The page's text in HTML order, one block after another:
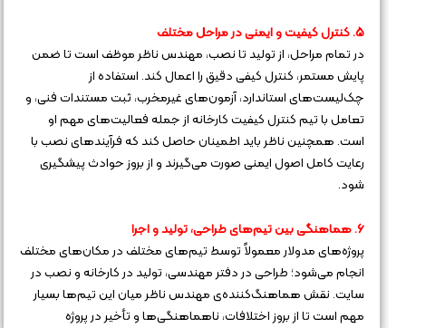
5. کنترل کیفیت و ایمنی در مراحل مختلف
در تمام مراحل، از تولید تا نصب، مهندس ناظر موظف است تا ضمن
پایش مستمر، کنترل کیفی دقیق را اعمال کند. استفاده از
چک‌لیست‌های استاندارد، آزمون‌های غیرمخرب، ثبت مستندات فنی، و
تعامل با تیم کنترل کیفیت کارخانه از جمله فعالیت‌های مهم او
است. همچنین ناظر باید اطمینان حاصل کند که فرآیندهای نصب با
رعایت کامل اصول ایمنی صورت می‌گیرند و از بروز حوادث پیشگیری
شود.
6. هماهنگی بین تیم‌های طراحی، تولید و اجرا
پروژه‌های مدولار معمولاً توسط تیم‌های مختلف در مکان‌های مختلف
انجام می‌شود؛ طراحی در دفتر مهندسی، تولید در کارخانه و نصب در
سایت. نقش هماهنگ‌کننده‌ی مهندس ناظر میان این تیم‌ها بسیار
مهم است تا از بروز اختلافات، ناهماهنگی‌ها و تأخیر در پروژه